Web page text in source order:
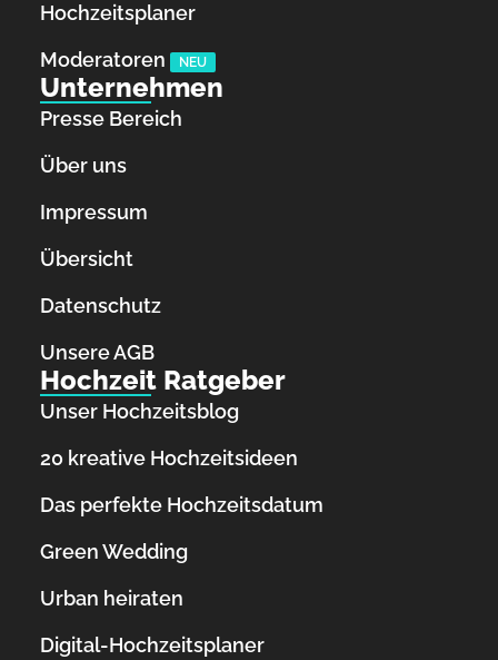
Hochzeitsplaner
Moderatoren
NEU
Unternehmen
Presse Bereich
Über uns
Impressum
Übersicht
Datenschutz
Unsere AGB
Hochzeit Ratgeber
Unser Hochzeitsblog
20 kreative Hochzeitsideen
Das perfekte Hochzeitsdatum
Green Wedding
Urban heiraten
Digital-Hochzeitsplaner